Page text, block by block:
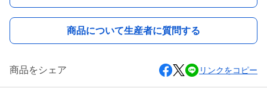
商品について生産者に質問する
商品をシェア リンクをコピー